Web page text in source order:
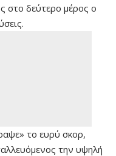
στο δεύτερο μέρος ο
το ευρύ σκορ,
την υψηλή